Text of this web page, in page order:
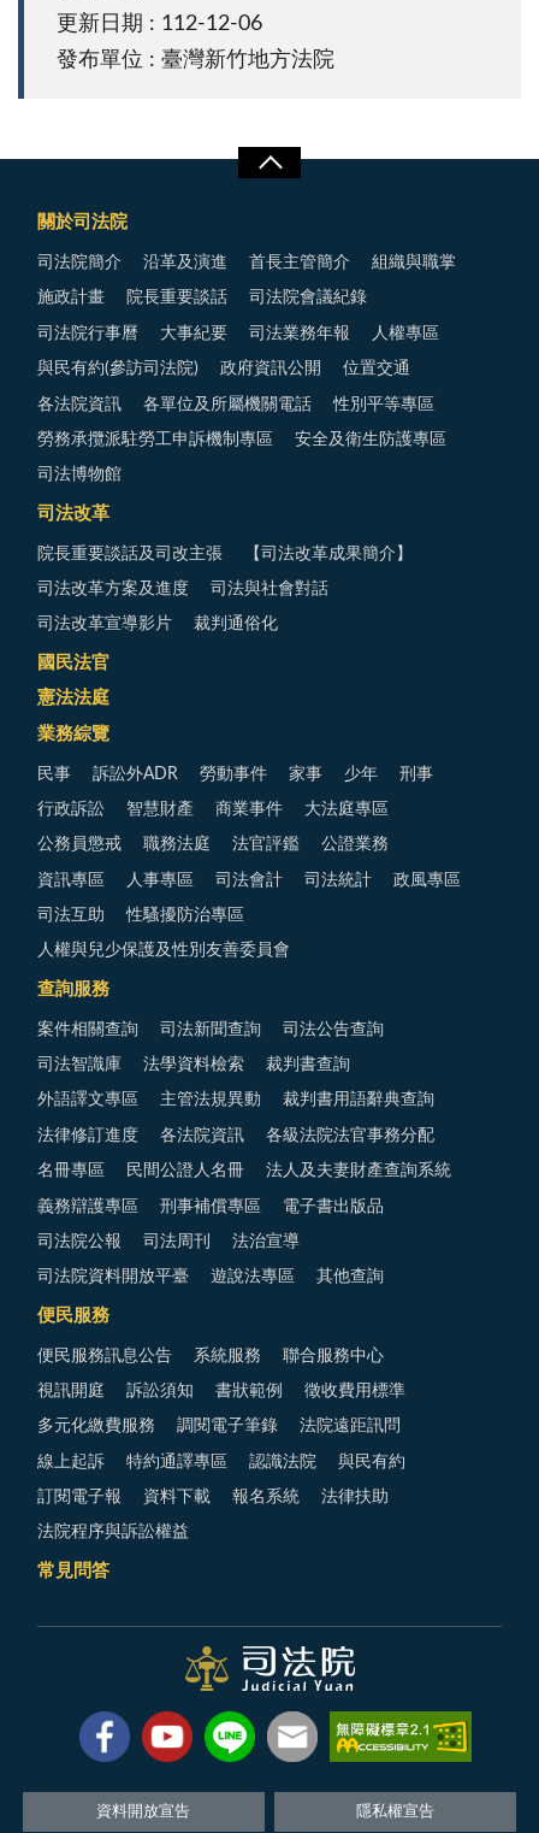
更新日期 : 112-12-06
發布單位 : 臺灣新竹地方法院
關於司法院
司法院簡介 沿革及演進 首長主管簡介 組織與職掌
施政計畫 院長重要談話 司法院會議紀錄
司法院行事曆 大事紀要 司法業務年報 人權專區
與民有約(參訪司法院) 政府資訊公開 位置交通
各法院資訊 各單位及所屬機關電話 性別平等專區
勞務承攬派駐勞工申訴機制專區 安全及衛生防護專區
司法博物館
司法改革
院長重要談話及司改主張 【司法改革成果簡介】
司法改革方案及進度 司法與社會對話
司法改革宣導影片 裁判通俗化
國民法官
憲法法庭
業務綜覽
民事 訴訟外ADR 勞動事件 家事 少年 刑事
行政訴訟 智慧財產 商業事件 大法庭專區
公務員懲戒 職務法庭 法官評鑑 公證業務
資訊專區 人事專區 司法會計 司法統計 政風專區
司法互助 性騷擾防治專區
人權與兒少保護及性別友善委員會
查詢服務
案件相關查詢 司法新聞查詢 司法公告查詢
司法智識庫 法學資料檢索 裁判書查詢
外語譯文專區 主管法規異動 裁判書用語辭典查詢
法律修訂進度 各法院資訊 各級法院法官事務分配
名冊專區 民間公證人名冊 法人及夫妻財產查詢系統
義務辯護專區 刑事補償專區 電子書出版品
司法院公報 司法周刊 法治宣導
司法院資料開放平臺 遊說法專區 其他查詢
便民服務
便民服務訊息公告 系統服務 聯合服務中心
視訊開庭 訴訟須知 書狀範例 徵收費用標準
多元化繳費服務 調閱電子筆錄 法院遠距訊問
線上起訴 特約通譯專區 認識法院 與民有約
訂閱電子報 資料下載 報名系統 法律扶助
法院程序與訴訟權益
常見問答
資料開放宣告 隱私權宣告